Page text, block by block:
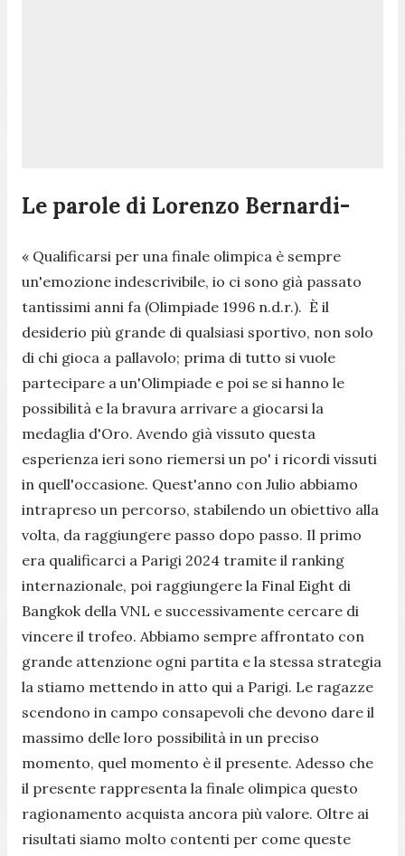
Le parole di Lorenzo Bernardi-
« Qualificarsi per una finale olimpica è sempre
un'emozione indescrivibile, io ci sono già passato
tantissimi anni fa (Olimpiade 1996 n.d.r.). È il
desiderio più grande di qualsiasi sportivo, non solo
di chi gioca a pallavolo; prima di tutto si vuole
partecipare a un'Olimpiade e poi se si hanno le
possibilità e la bravura arrivare a giocarsi la
medaglia d'Oro. Avendo già vissuto questa
esperienza ieri sono riemersi un po' i ricordi vissuti
in quell'occasione. Quest'anno con Julio abbiamo
intrapreso un percorso, stabilendo un obiettivo alla
volta, da raggiungere passo dopo passo. Il primo
era qualificarci a Parigi 2024 tramite il ranking
internazionale, poi raggiungere la Final Eight di
Bangkok della VNL e successivamente cercare di
vincere il trofeo. Abbiamo sempre affrontato con
grande attenzione ogni partita e la stessa strategia
la stiamo mettendo in atto qui a Parigi. Le ragazze
scendono in campo consapevoli che devono dare il
massimo delle loro possibilità in un preciso
momento, quel momento è il presente. Adesso che
il presente rappresenta la finale olimpica questo
ragionamento acquista ancora più valore. Oltre ai
risultati siamo molto contenti per come queste